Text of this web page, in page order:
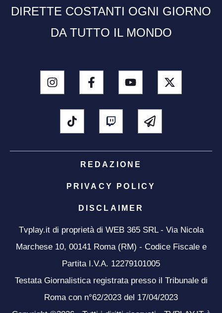
DIRETTE COSTANTI OGNI GIORNO
DA TUTTO IL MONDO
REDAZIONE
PRIVACY POLICY
DISCLAIMER
Tvplay.it di proprietà di WEB 365 SRL - Via Nicola
Marchese 10, 00141 Roma (RM) - Codice Fiscale e
Partita I.V.A. 12279101005
Testata Giornalistica registrata presso il Tribunale di
Roma con n°62/2023 del 17/04/2023